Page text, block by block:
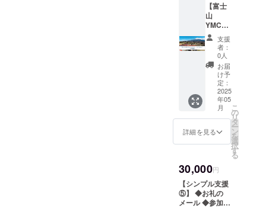
【富士
山
YMCA
ペア宿
泊券】
◆お礼
のメー
ル ◆参
加者の
感想等
を掲載
した報
告書の
送付
（メー
領収書
山
YMCA
1泊2
支援
者：
0人
お届
け予
定：
2025
年05
月
詳細を見る
こ
の
リ
タ
ー
ン
を
選
択
す
る
30,000円
【シンプル支援
⑤】 ◆お礼の
メール ◆参加者